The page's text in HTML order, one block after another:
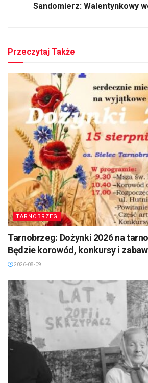
Sandomierz: Walentynkowy
Przeczytaj Także
TARNOBRZEG
Tarnobrzeg: Dożynki 2026 na
Będzie korowód, konkursy i
2026-08-09